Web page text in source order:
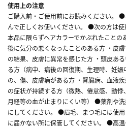
使用上の注意
ご購入前・ご使用前にお読みください。
んで正しくお使いください。 ●次の方は
本品に限らずヘアカラーでかぶれたこと
後に気分の悪くなったことのある方 ・皮
の結果、皮膚に異常を感じた方 ・頭皮あ
る方（病中、病後の回復期、生理時、妊
の、傷、皮膚病がある方 ・腎臓病、血液
の症状が持続する方（微熱、倦怠感、動悸
月経等の血が止まりにくい等） ●薬剤や
にしてください。 ●眉毛、まつ毛には使
に届かない所に保管してください。 ●高